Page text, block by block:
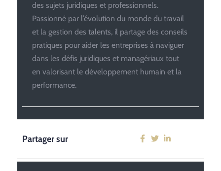
des sujets juridiques et professionnels.
Passionné par l’évolution du monde du travail
et la gestion des talents, il partage des conseils
pratiques pour aider les entreprises à naviguer
dans les défis juridiques et managériaux tout
en valorisant le développement humain et la
performance.
Partager sur